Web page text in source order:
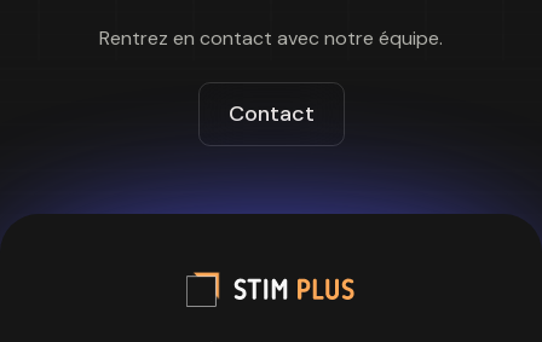
Rentrez en contact avec notre équipe.
Contact